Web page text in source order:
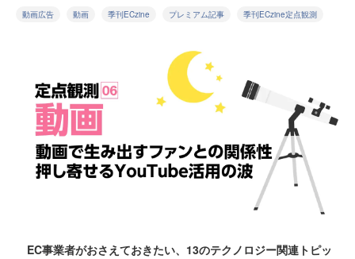
動画広告 動画 季刊ECzine プレミアム記事 季刊ECzine定点観測
EC事業者がおさえておきたい、13のテクノロジー関連トピッ